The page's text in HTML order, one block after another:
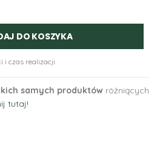
DO KOSZYKA
i czas realizacji
samych produktówróżniących
tutaj!